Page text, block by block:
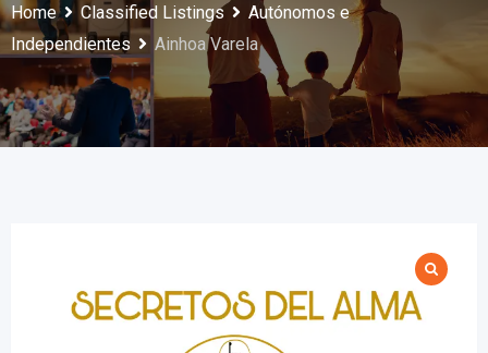
Home Classified Listings
Autónomos e
Independientes
Ainhoa Varela